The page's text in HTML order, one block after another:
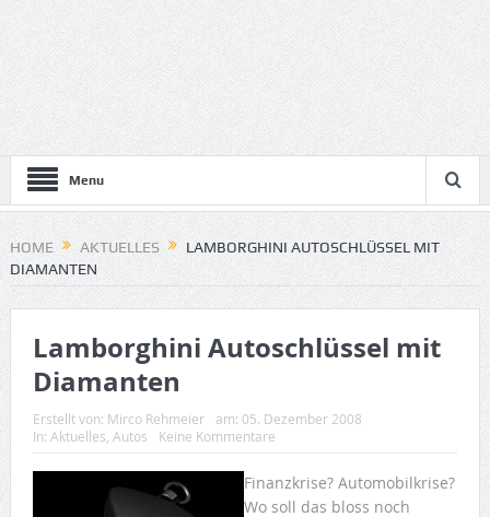
Menu
HOME AKTUELLES
LAMBORGHINI AUTOSCHLÜSSEL MIT
DIAMANTEN
Lamborghini Autoschlüssel mit
Diamanten
Erstellt von: Mirco Rehmeier am: 05. Dezember 2008
In: Aktuelles Autos Keine Kommentare
Finanzkrise? Automobilkrise?
Wo soll das bloss noch